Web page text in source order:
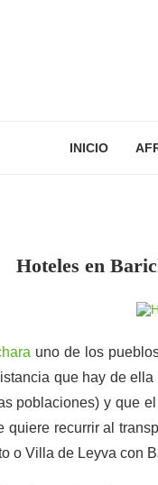
INICIO
Hoteles en
uno de los
que hay de
poblaciones) y que
quiere recurrir al
o Villa de Leyva con